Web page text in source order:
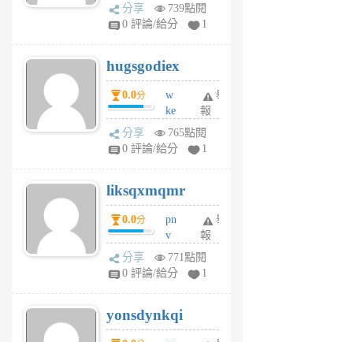
m
6
個
月
前
分享
739點閱
0 評論/給分
1
hugsgodiex
0.0分
w
ke
rv
pj
6
個
月
前
舉
報
分享
765點閱
0 評論/給分
1
liksqxmqmr
0.0分
pn
v
wt
sv
6
個
舉
報
分享
771點閱
0 評論/給分
1
yonsdynkqi